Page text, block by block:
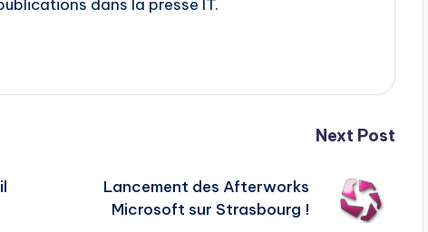
dans la presse IT.
Next Post
Lancement des Afterworks
Microsoft sur Strasbourg !